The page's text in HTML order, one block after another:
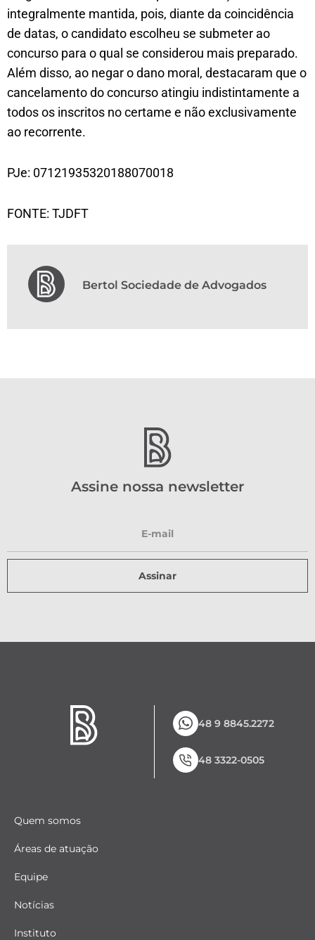
integralmente mantida, pois, diante da coincidência
de datas, o candidato escolheu se submeter ao
concurso para o qual se considerou mais preparado.
Além disso, ao negar o dano moral, destacaram que o
cancelamento do concurso atingiu indistintamente a
todos os inscritos no certame e não exclusivamente
ao recorrente.
PJe: 07121935320188070018
FONTE: TJDFT
Bertol Sociedade de Advogados
Assine nossa newsletter
Assinar
48 9 8845.2272
48 3322-0505
Quem somos
Áreas de atuação
Equipe
Notícias
Instituto